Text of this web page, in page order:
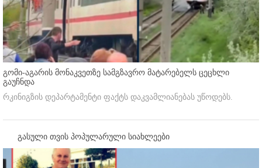
გომი-აგარის მონაკვეთზე სამგზავრო მატარებელს ცეცხლი
გაუჩნდა
რკინიგზის დეპარტამენტი ფაქტს დაკვამლიანებას უწოდებს.
გასული თვის პოპულარული სიახლეები